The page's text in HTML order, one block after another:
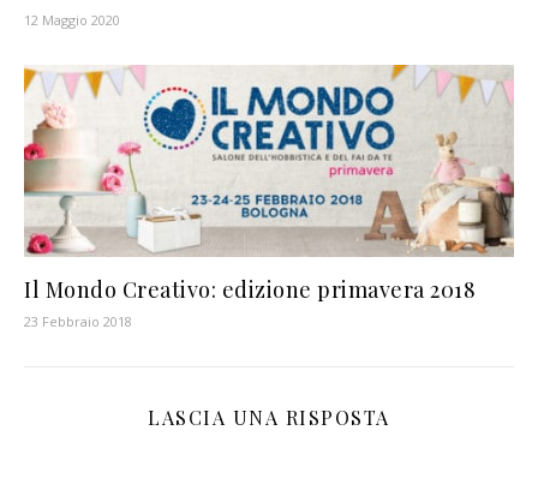
12 Maggio 2020
Il Mondo Creativo: edizione primavera 2018
23 Febbraio 2018
LASCIA UNA RISPOSTA